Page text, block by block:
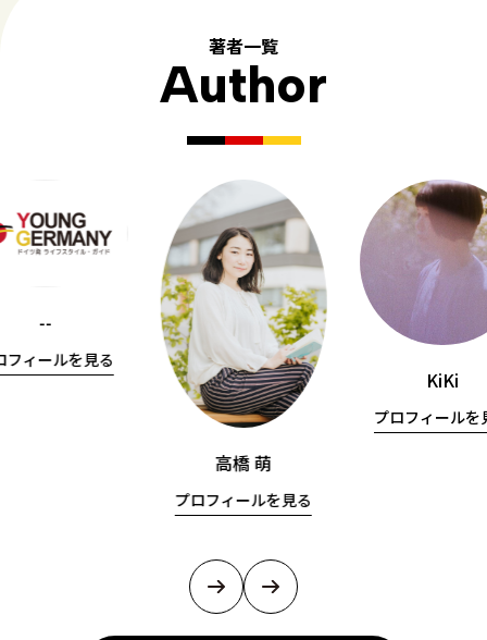
著者一覧
Author
--
フィールを見る
高橋 萌
プロフィールを見る
KiKi
プロフィールを